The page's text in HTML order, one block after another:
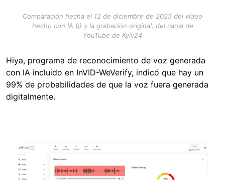
Comparación hecha el 12 de diciembre de 2025 del vídeo
hecho con IA (I) y la grabación original, del canal de
YouTube de Kyiv24
Hiya, programa de reconocimiento de voz generada
con IA incluido en InVID-WeVerify, indicó que hay un
99% de probabilidades de que la voz fuera generada
digitalmente.
Image